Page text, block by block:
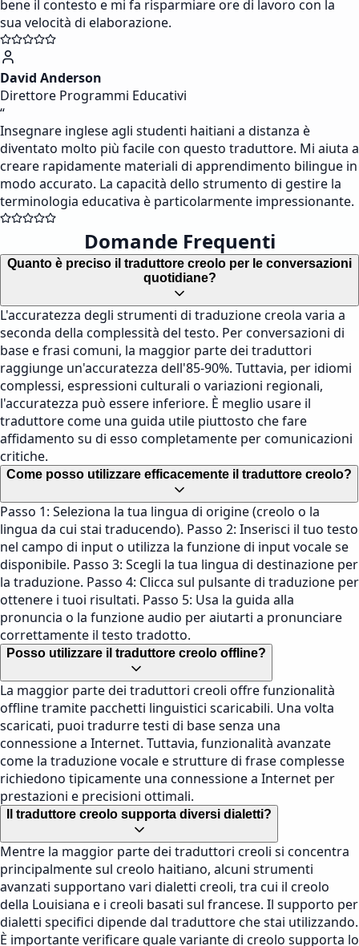
bene il contesto e mi fa risparmiare ore di lavoro con la
sua velocità di elaborazione.
David Anderson
Direttore Programmi Educativi
“
Insegnare inglese agli studenti haitiani a distanza è
diventato molto più facile con questo traduttore. Mi aiuta a
creare rapidamente materiali di apprendimento bilingue in
modo accurato. La capacità dello strumento di gestire la
terminologia educativa è particolarmente impressionante.
Domande Frequenti
Quanto è preciso il traduttore creolo per le conversazioni
quotidiane?
L'accuratezza degli strumenti di traduzione creola varia a
seconda della complessità del testo. Per conversazioni di
base e frasi comuni, la maggior parte dei traduttori
raggiunge un'accuratezza dell'85-90%. Tuttavia, per idiomi
complessi, espressioni culturali o variazioni regionali,
l'accuratezza può essere inferiore. È meglio usare il
traduttore come una guida utile piuttosto che fare
affidamento su di esso completamente per comunicazioni
critiche.
Come posso utilizzare efficacemente il traduttore creolo?
Passo 1: Seleziona la tua lingua di origine (creolo o la
lingua da cui stai traducendo). Passo 2: Inserisci il tuo testo
nel campo di input o utilizza la funzione di input vocale se
disponibile. Passo 3: Scegli la tua lingua di destinazione per
la traduzione. Passo 4: Clicca sul pulsante di traduzione per
ottenere i tuoi risultati. Passo 5: Usa la guida alla
pronuncia o la funzione audio per aiutarti a pronunciare
correttamente il testo tradotto.
Posso utilizzare il traduttore creolo offline?
La maggior parte dei traduttori creoli offre funzionalità
offline tramite pacchetti linguistici scaricabili. Una volta
scaricati, puoi tradurre testi di base senza una
connessione a Internet. Tuttavia, funzionalità avanzate
come la traduzione vocale e strutture di frase complesse
richiedono tipicamente una connessione a Internet per
prestazioni e precisioni ottimali.
Il traduttore creolo supporta diversi dialetti?
Mentre la maggior parte dei traduttori creoli si concentra
principalmente sul creolo haitiano, alcuni strumenti
avanzati supportano vari dialetti creoli, tra cui il creolo
della Louisiana e i creoli basati sul francese. Il supporto per
dialetti specifici dipende dal traduttore che stai utilizzando.
È importante verificare quale variante di creolo supporta lo